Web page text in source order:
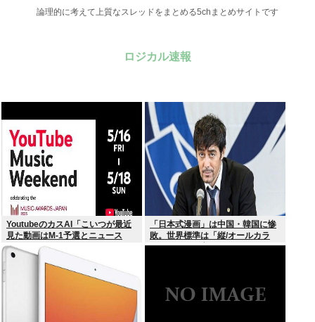
論理的に考えて上質なスレッドをまとめる5chまとめサイトです
ロジカル速報
YoutubeのカスAI「こいつが最近
見た動画はM-1予選とニュース
か…」
「日本式漫画」は中国・韓国に惨
敗。世界標準は「縦/オールカラ
ー」の”ウェブトゥーン”に